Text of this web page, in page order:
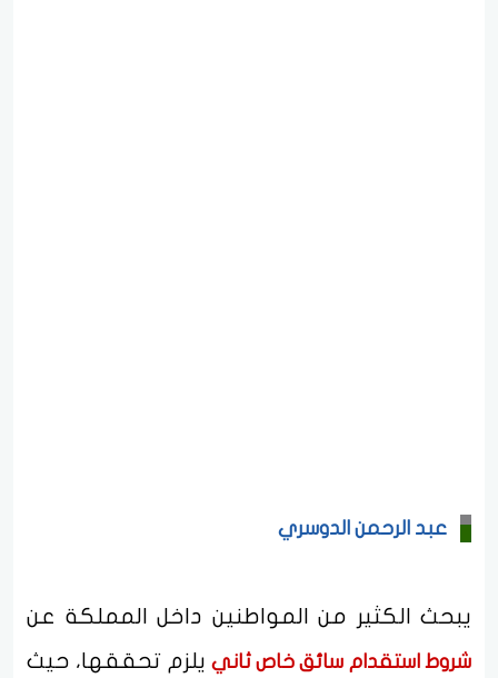
عبد الرحمن الدوسري
يبحث الكثير من المواطنين داخل المملكة عن
شروط استقدام سائق خاص ثاني يلزم تحققها، حيث